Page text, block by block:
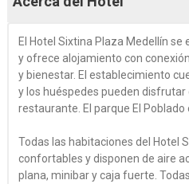
El Hotel Sixtina Plaza Medellín
y ofrece alojamiento con
y bienestar. El establecimiento
y los huéspedes pueden disfrutar
restaurante. El parque El Poblado
Todas las habitaciones del Hotel
confortables y disponen de aire
plana, minibar y caja fuerte.